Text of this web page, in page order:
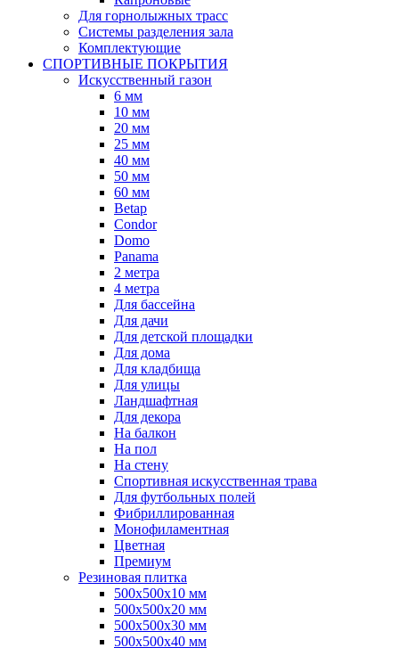
Для горнолыжных трасс
Системы разделения зала
Комплектующие
СПОРТИВНЫЕ ПОКРЫТИЯ
Искусственный газон
6 мм
10 мм
20 мм
25 мм
40 мм
50 мм
60 мм
Betap
Condor
Domo
Panama
2 метра
4 метра
Для бассейна
Для дачи
Для детской площадки
Для дома
Для кладбища
Для улицы
Ландшафтная
Для декора
На балкон
На пол
На стену
Спортивная искусственная трава
Для футбольных полей
Фибриллированная
Монофиламентная
Цветная
Премиум
Резиновая плитка
500х500х10 мм
500х500х20 мм
500х500х30 мм
500х500х40 мм